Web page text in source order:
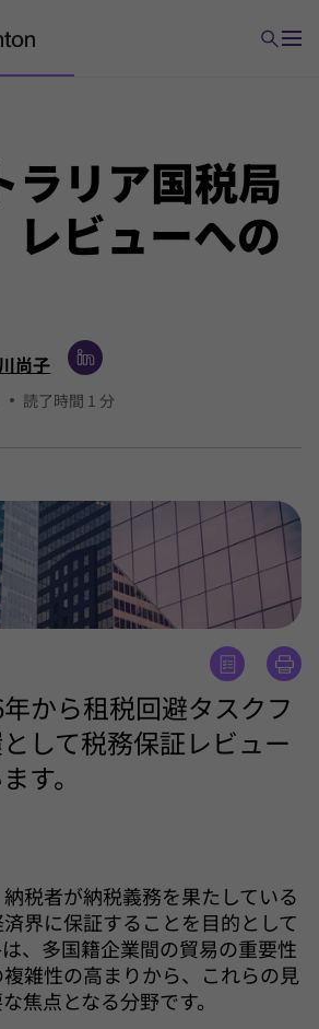
ラリア国税局
レビューへの
尚子
読了時間 1 分
から租税回避タスクフ
して税務保証レビュー
す。
税者が納税義務を果たしている
界に保証することを目的として
、多国籍企業間の貿易の重要性
雑性の高まりから、これらの見
焦点となる分野です。